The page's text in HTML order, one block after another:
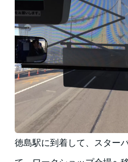
徳島駅に到着して、スター